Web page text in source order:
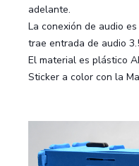
adelante.
La conexión de audio
trae entrada de audio
El material es plástico
Sticker a color con la